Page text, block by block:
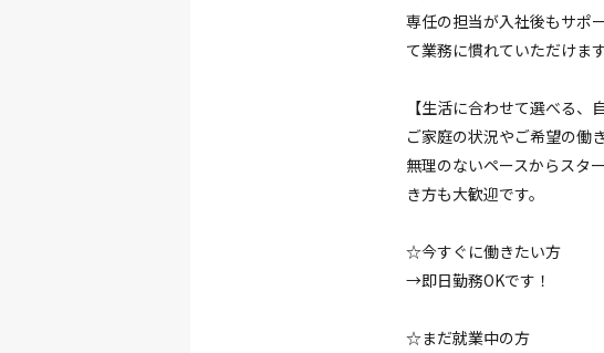
専任の担当が入社後もサポ
て業務に慣れていただけます
【生活に合わせて選べる、
ご家庭の状況やご希望の働
無理のないペースからスタ
き方も大歓迎です。
☆今すぐに働きたい方
→即日勤務OKです！
☆まだ就業中の方